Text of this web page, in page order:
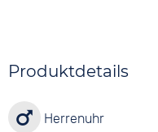
Produktdetails
Herrenuhr